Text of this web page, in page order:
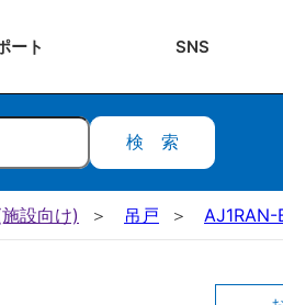
ート SNS
検索
設向け) 吊戸 AJ1RAN-